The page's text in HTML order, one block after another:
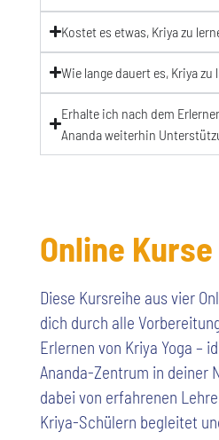
Kostet es etwas, Kriya zu
Wie lange dauert es, Kriya zu
Erhalte ich nach dem
Ananda weiterhin
Online Kurse
Diese Kursreihe aus vier
dich durch alle
Erlernen von Kriya Yoga –
Ananda-Zentrum in deiner
dabei von erfahrenen
Kriya-Schülern begleitet